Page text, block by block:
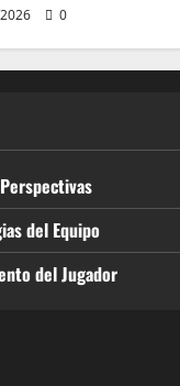
0
del Equipo
del Jugador